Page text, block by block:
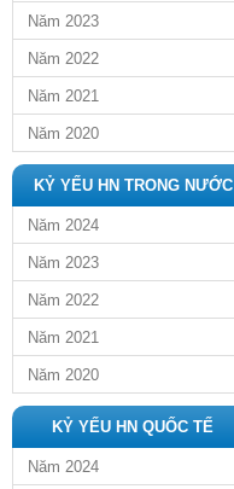
Năm 2023
Năm 2022
Năm 2021
Năm 2020
KỶ YẾU HN TRONG NƯỚC
Năm 2024
Năm 2023
Năm 2022
Năm 2021
Năm 2020
KỶ YẾU HN QUỐC TẾ
Năm 2024